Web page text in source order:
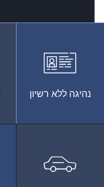
נהיגה ללא רשיון